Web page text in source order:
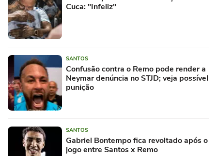
Cuca: "Infeliz"
SANTOS
Confusão contra o Remo pode render a
Neymar denúncia no STJD; veja possível
punição
SANTOS
Gabriel Bontempo fica revoltado após o
jogo entre Santos x Remo